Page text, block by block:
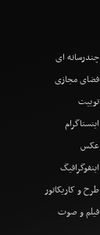
چندرسانه ای
فضای مجازی
توییت
اینستاگرام
عکس
اینفوگرافیگ
طرح و کاریکاتور
فیلم و صوت